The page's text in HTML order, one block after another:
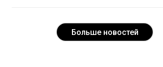
Больше новостей